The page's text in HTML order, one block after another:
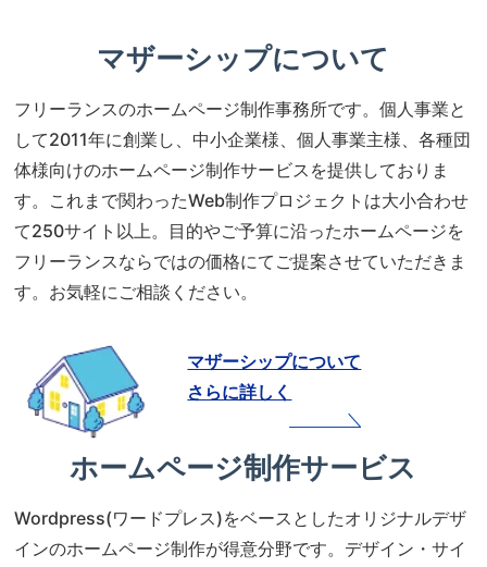
マザーシップについて
フリーランスのホームページ制作事務所です。個人事業と
して2011年に創業し、中小企業様、個人事業主様、各種団
体様向けのホームページ制作サービスを提供しておりま
す。これまで関わったWeb制作プロジェクトは大小合わせ
て250サイト以上。目的やご予算に沿ったホームページを
フリーランスならではの価格にてご提案させていただきま
す。お気軽にご相談ください。
マザーシップについて
さらに詳しく
ホームページ制作サービス
Wordpress(ワードプレス)をベースとしたオリジナルデザ
インのホームページ制作が得意分野です。デザイン・サイ